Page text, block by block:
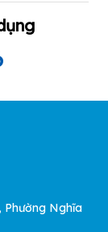
Phường Nghĩa